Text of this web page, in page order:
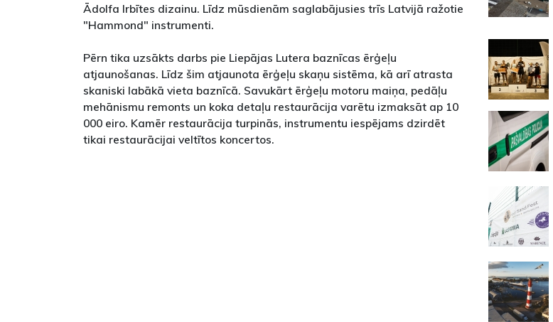
Ādolfa Irbītes dizainu. Līdz mūsdienām saglabājusies trīs Latvijā ražotie
"Hammond" instrumenti.
Pērn tika uzsākts darbs pie Liepājas Lutera baznīcas ērģeļu
atjaunošanas. Līdz šim atjaunota ērģeļu skaņu sistēma, kā arī atrasta
skaniski labākā vieta baznīcā. Savukārt ērģeļu motoru maiņa, pedāļu
mehānismu remonts un koka detaļu restaurācija varētu izmaksāt ap 10
000 eiro. Kamēr restaurācija turpinās, instrumentu iespējams dzirdēt
tikai restaurācijai veltītos koncertos.